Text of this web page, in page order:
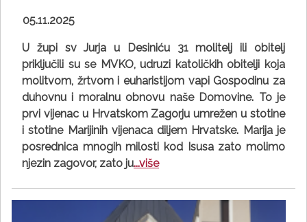
05.11.2025
U župi sv Jurja u Desiniću 31 molitelj ili obitelj
priključili su se MVKO, udruzi katoličkih obitelji koja
molitvom, žrtvom i euharistijom vapi Gospodinu za
duhovnu i moralnu obnovu naše Domovine. To je
prvi vijenac u Hrvatskom Zagorju umrežen u stotine
i stotine Marijinih vijenaca diljem Hrvatske. Marija je
posrednica mnogih milosti kod Isusa zato molimo
njezin zagovor, zato ju...više